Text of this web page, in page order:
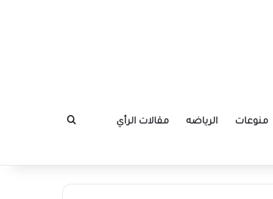
منوعات الرياضه مقالات الرأي بحث عن